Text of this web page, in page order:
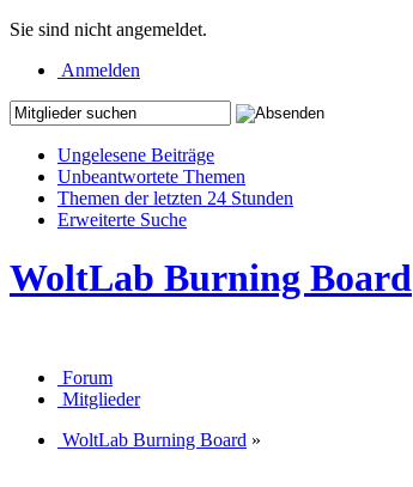
Sie sind nicht angemeldet.
Anmelden
Ungelesene Beiträge
Unbeantwortete Themen
Themen der letzten 24 Stunden
Erweiterte Suche
WoltLab Burning Board
Forum
Mitglieder
WoltLab Burning Board »